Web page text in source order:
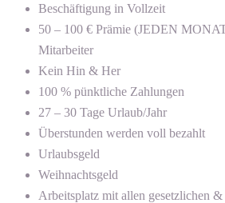
Beschäftigung in Vollzeit
50 – 100 € Prämie (JEDEN
Mitarbeiter
Kein Hin & Her
100 % pünktliche Zahlungen
27 – 30 Tage Urlaub/Jahr
Überstunden werden voll bezahlt
Urlaubsgeld
Weihnachtsgeld
Arbeitsplatz mit allen gesetzlichen